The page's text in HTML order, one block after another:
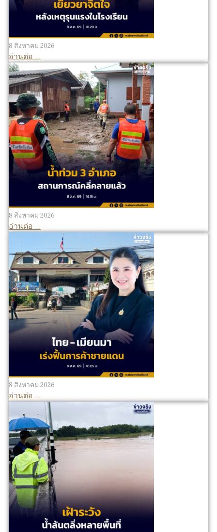
8 สิงหาคม 2026
อ่านต่อ ...
8 สิงหาคม 2026
อ่านต่อ ...
8 สิงหาคม 2026
อ่านต่อ ...